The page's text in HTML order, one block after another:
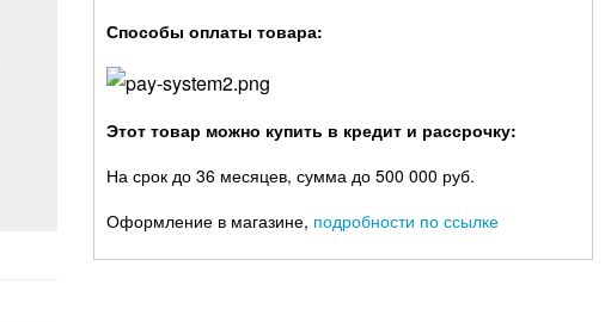
Способы оплаты товара:
Этот товар можно купить в кредит и рассрочку:
На срок до 36 месяцев, сумма до 500 000 руб.
Оформление в магазине, подробности по ссылке